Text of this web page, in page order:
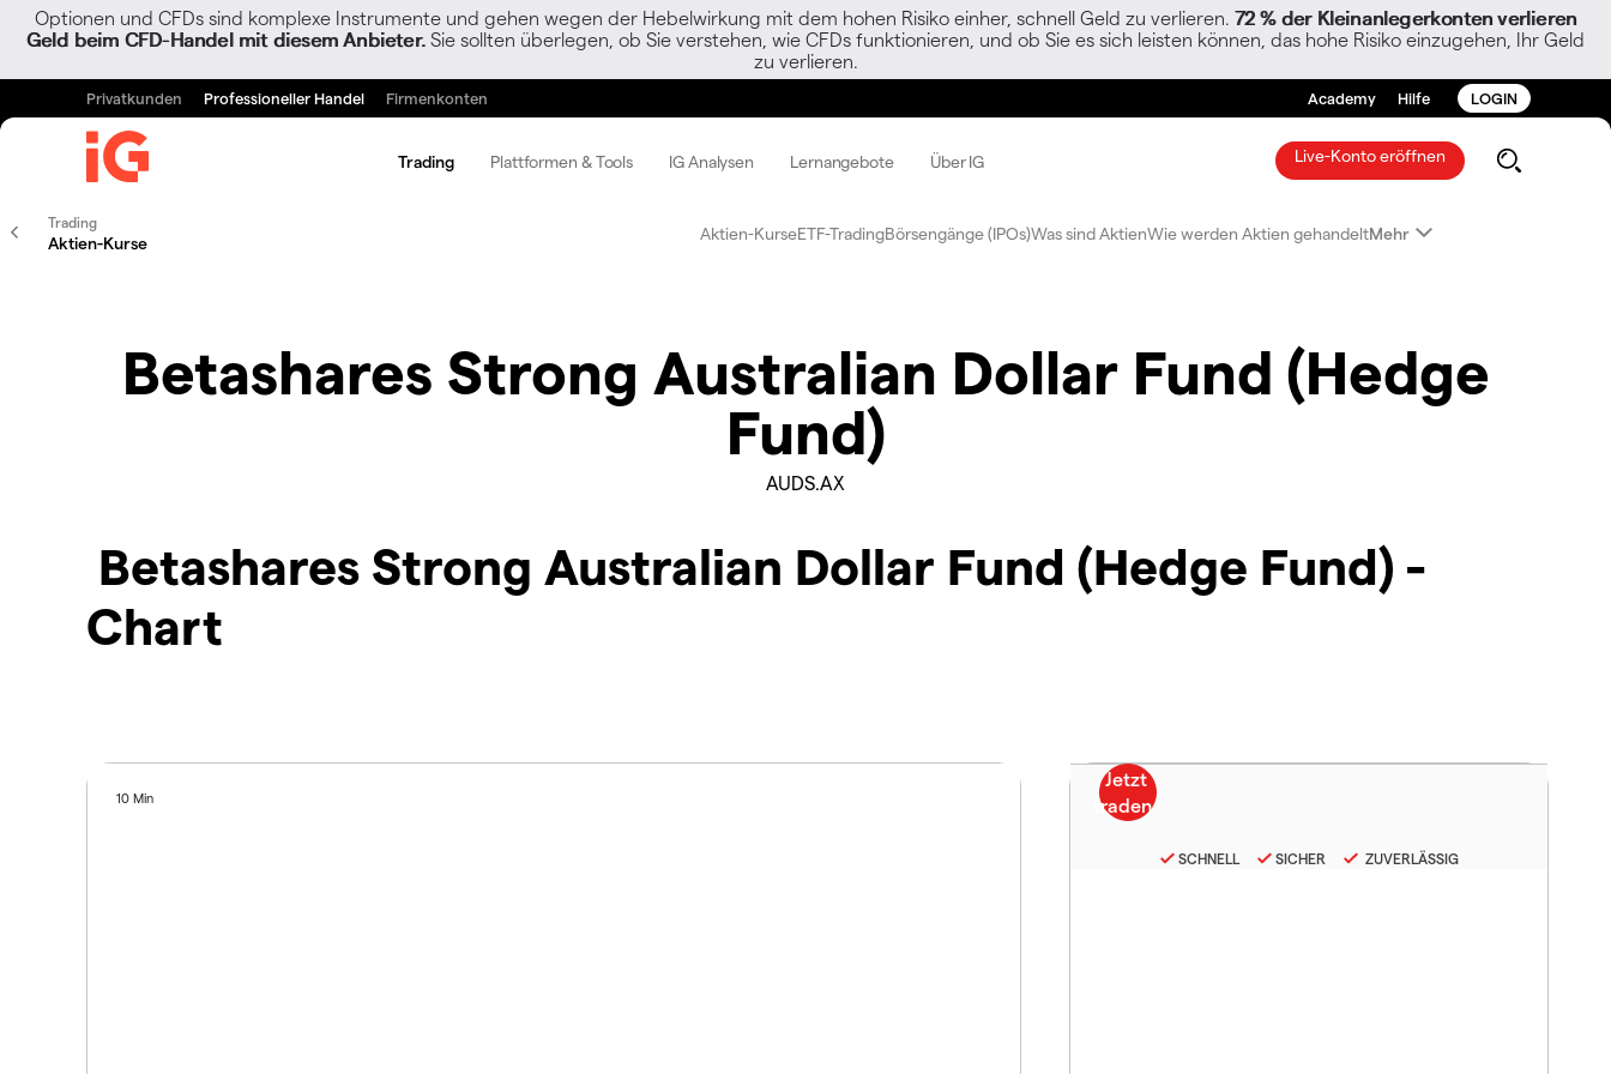
Optionen und CFDs sind komplexe Instrumente und gehen wegen der Hebelwirkung mit dem hohen Risiko einher, schnell Geld zu verlieren. 72 % der Kleinanlegerkonten verlieren
Geld beim CFD-Handel mit diesem Anbieter. Sie sollten überlegen, ob Sie verstehen, wie CFDs funktionieren, und ob Sie es sich leisten können, das hohe Risiko einzugehen, Ihr Geld
zu verlieren.
Privatkunden Professioneller Handel Firmenkonten Academy Hilfe LOGIN
Trading Plattformen & Tools IG Analysen Lernangebote Über IG Live-Konto eröffnen
Trading
Aktien-Kurse Aktien-KurseETF-TradingBörsengänge (IPOs)Was sind AktienWie werden Aktien gehandeltMehr
Betashares Strong Australian Dollar Fund (Hedge
Fund)
AUDS.AX
Betashares Strong Australian Dollar Fund (Hedge Fund) -
Chart
10 Min
SCHNELL SICHER ZUVERLÄSSIG